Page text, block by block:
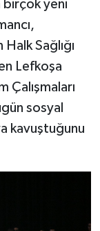
birçok yeni
Sağlığı
Lefkoşa
Çalışmaları
sosyal
kavuştuğunu